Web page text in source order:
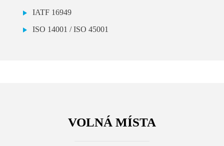
IATF 16949
ISO 14001 / ISO 45001
VOLNÁ MÍSTA